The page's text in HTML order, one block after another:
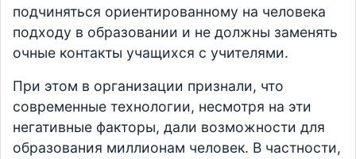
подчиняться ориентированному на человека
подходу в образовании и не должны заменять
очные контакты учащихся с учителями.
При этом в организации признали, что
современные технологии, несмотря на эти
негативные факторы, дали возможности для
образования миллионам человек. В частности,